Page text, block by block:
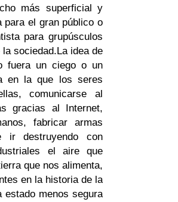
más superficial y
para el gran público o
para grupúsculos
sociedad.La idea de
fuera un ciego o un
en la que los seres
comunicarse al
gracias al Internet,
fabricar armas
ir destruyendo con
el aire que
que nos alimenta,
en la historia de la
estado menos segura